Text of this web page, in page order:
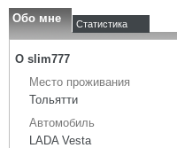
Обо мне Статистика
О slim777
Место проживания
Тольятти
Автомобиль
LADA Vesta